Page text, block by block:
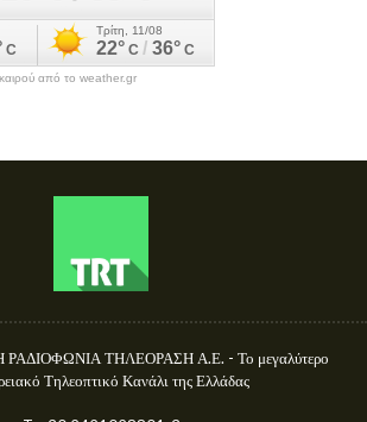
από το weather.gr
ΤΗΛΕΟΡΑΣΗ Α.Ε. - Το μεγαλύτερο
Τηλεοπτικό Κανάλι της Ελλάδας